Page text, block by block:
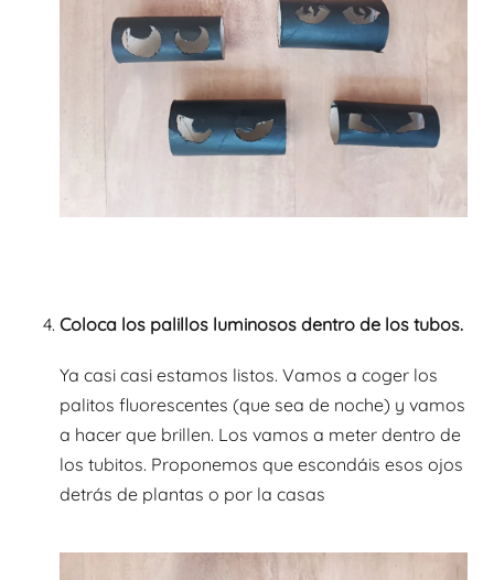
Coloca los palillos luminosos dentro de los tubos.
Ya casi casi estamos listos. Vamos a coger los
palitos fluorescentes (que sea de noche) y vamos
a hacer que brillen. Los vamos a meter dentro de
los tubitos. Proponemos que escondáis esos ojos
detrás de plantas o por la casas